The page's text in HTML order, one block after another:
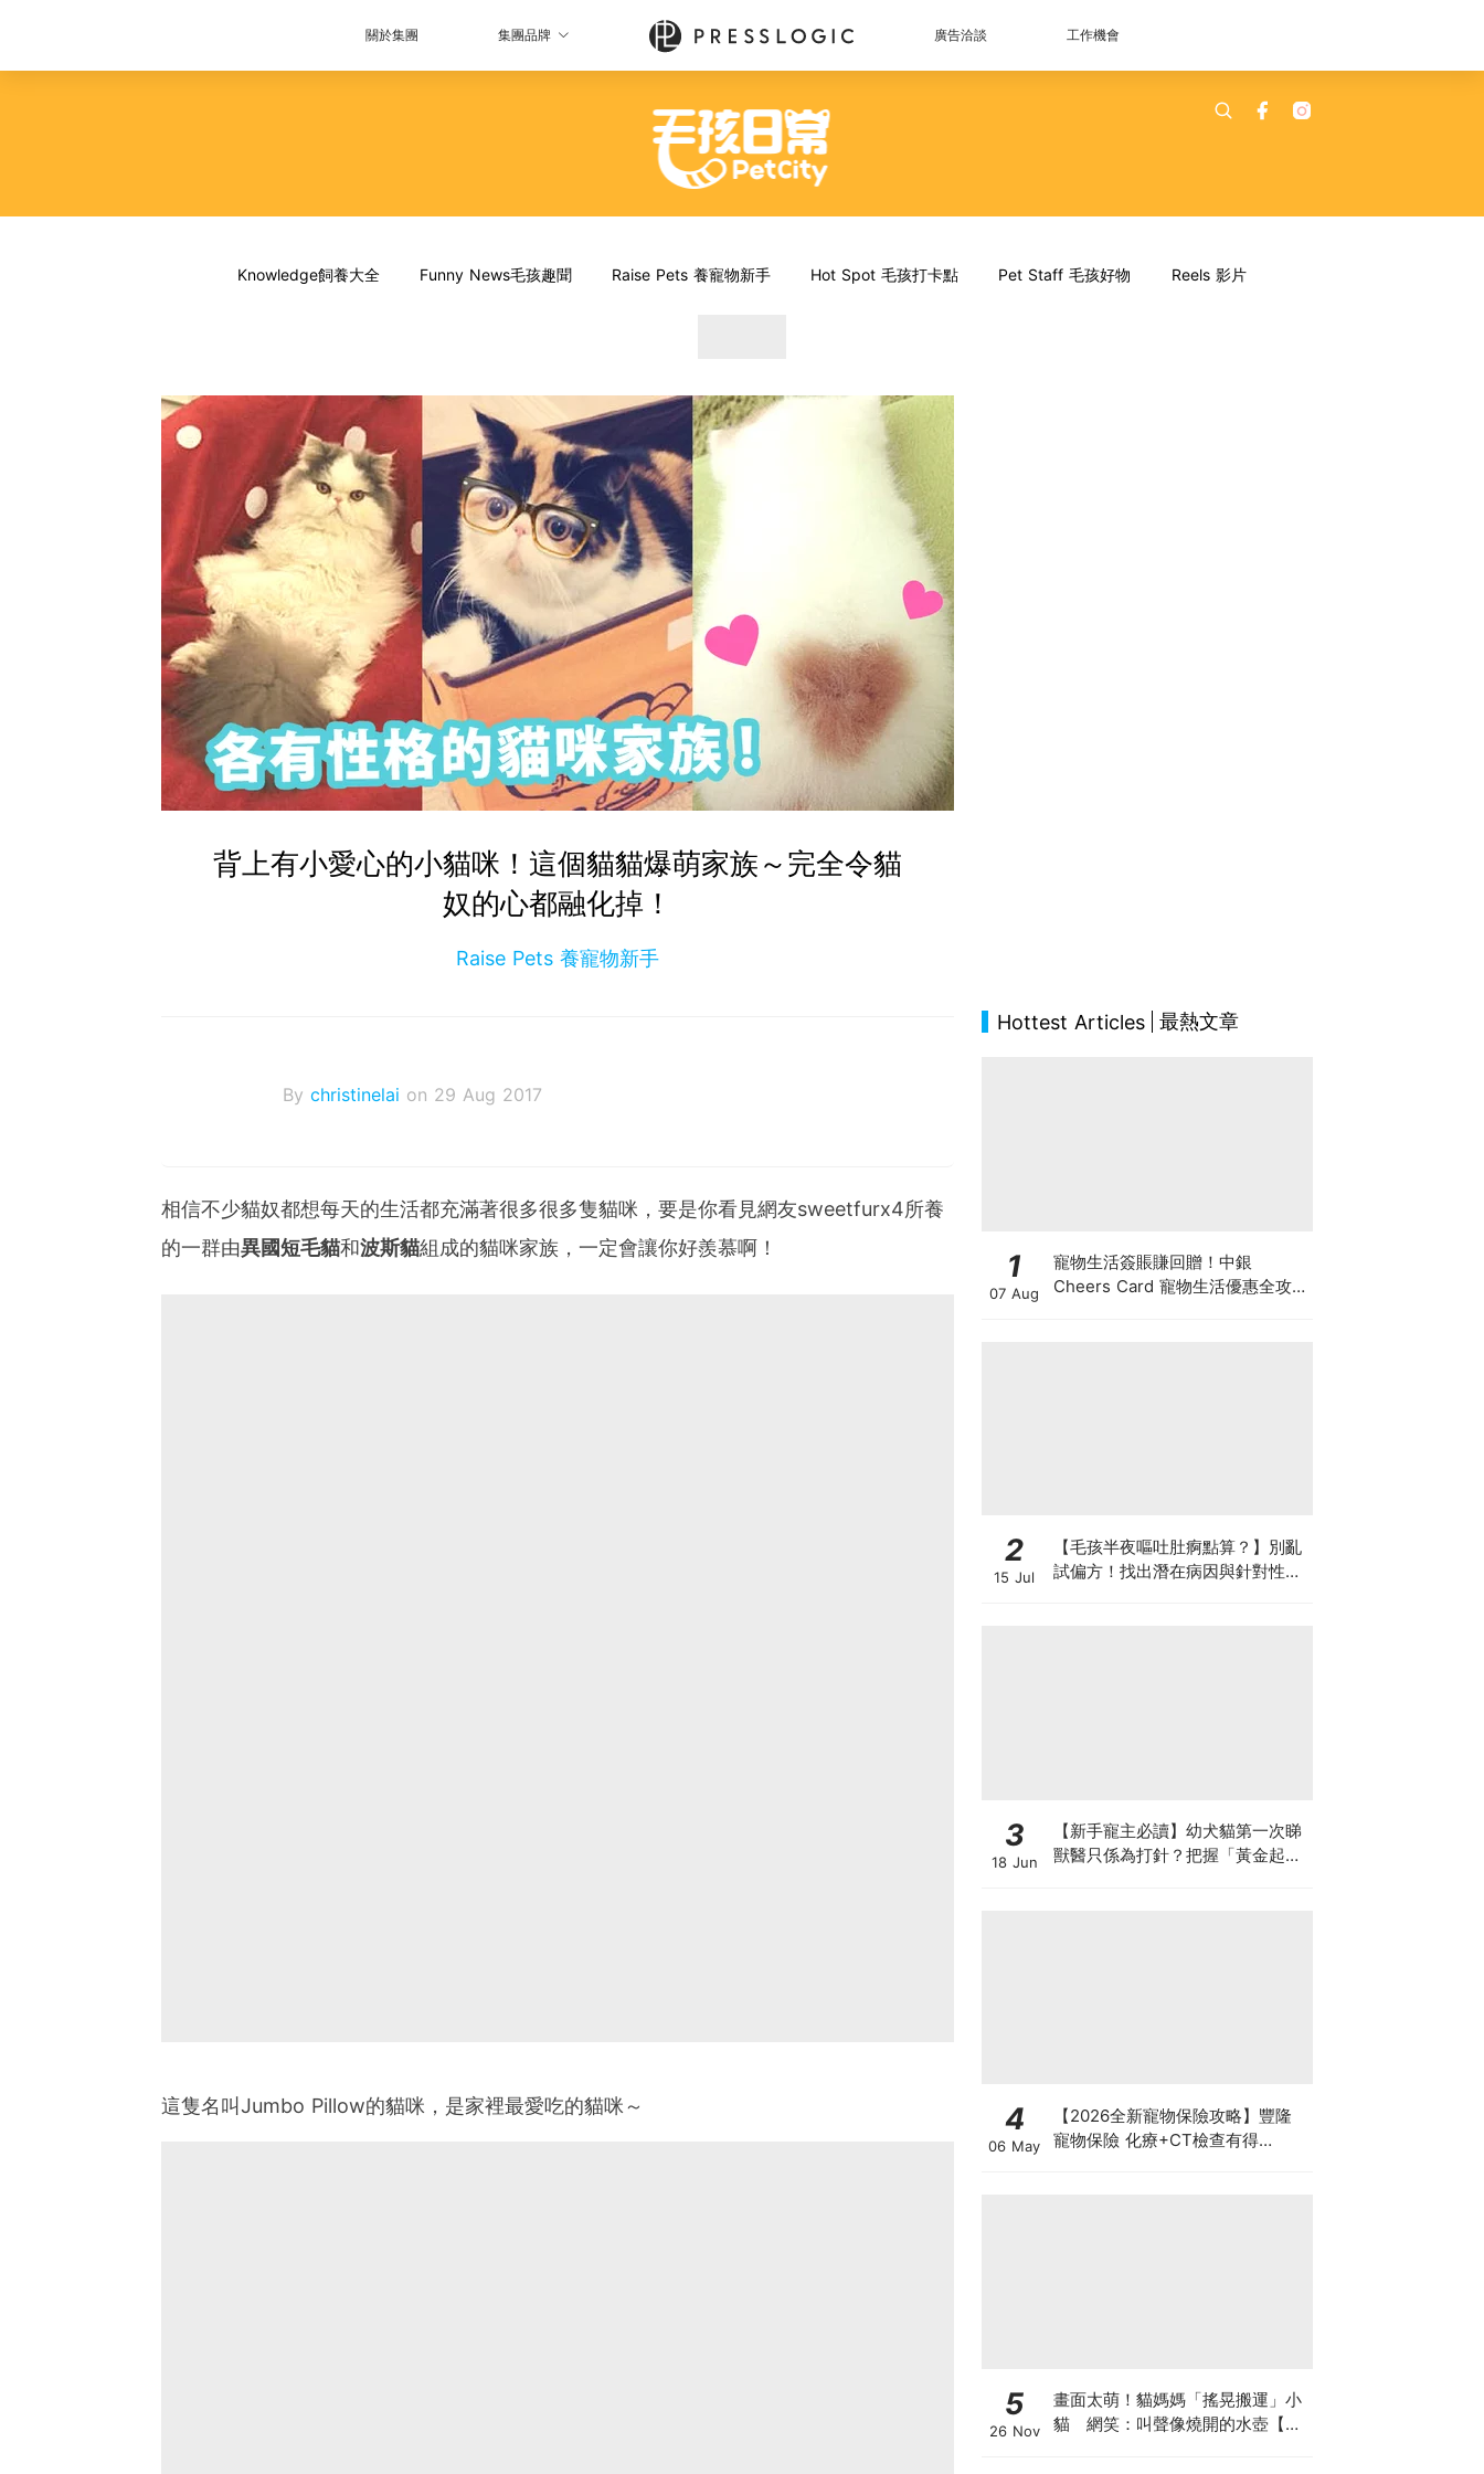
關於集團 集團品牌 廣告洽談 工作機會
Knowledge飼養大全 Funny News毛孩趣聞 Raise Pets 養寵物新手 Hot Spot 毛孩打卡點 Pet Staff 毛孩好物 Reels 影片
背上有小愛心的小貓咪！這個貓貓爆萌家族～完全令貓
奴的心都融化掉！
Raise Pets 養寵物新手
By christinelai on 29 Aug 2017
相信不少貓奴都想每天的生活都充滿著很多很多隻貓咪，要是你看見網友sweetfurx4所養
的一群由異國短毛貓和波斯貓組成的貓咪家族，一定會讓你好羨慕啊！
這隻名叫Jumbo Pillow的貓咪，是家裡最愛吃的貓咪～
Hottest Articles 最熱文章
1
07 Aug
寵物生活簽賬賺回贈！中銀
Cheers Card 寵物生活優惠全攻
2
15 Jul
【毛孩半夜嘔吐肚痾點算？】別亂
試偏方！找出潛在病因與針對性營
3
18 Jun
【新手寵主必讀】幼犬貓第一次睇
獸醫只係為打針？把握「黃金起跑
4
06 May
【2026全新寵物保險攻略】豐隆
寵物保險 化療+CT檢查有得
5
26 Nov
畫面太萌！貓媽媽「搖晃搬運」小
貓 網笑：叫聲像燒開的水壺【有